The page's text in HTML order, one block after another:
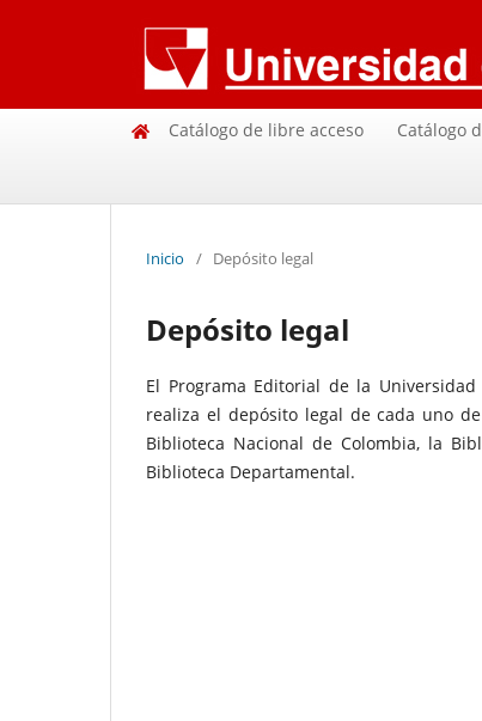
Catálogo de libre acceso Catálogo
Inicio / Depósito legal
Depósito legal
El Programa Editorial de la
realiza el depósito legal de cada uno
Biblioteca Nacional de Colombia, la
Biblioteca Departamental.